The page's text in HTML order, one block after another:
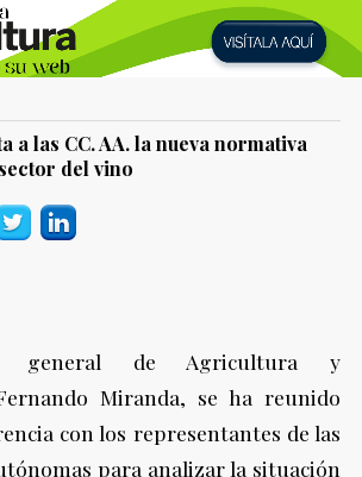
a las CC. AA. la nueva normativa
del vino
general de Agricultura y
Miranda, se ha reunido
con los representantes de las
para analizar la situación